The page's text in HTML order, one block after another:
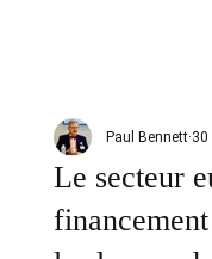
Le secteur
Paul Bennett 30